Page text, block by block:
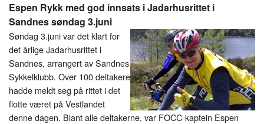
Espen Rykk med god innsats i Jadarhusrittet i
Sandnes søndag 3.juni
Søndag 3.juni var det klart for
det årlige Jadarhusrittet i
Sandnes, arrangert av Sandnes
Sykkelklubb. Over 100 deltakere
hadde meldt seg på rittet i det
flotte været på Vestlandet
denne dagen. Blant alle deltakerne, var FOCC-kaptein Espen